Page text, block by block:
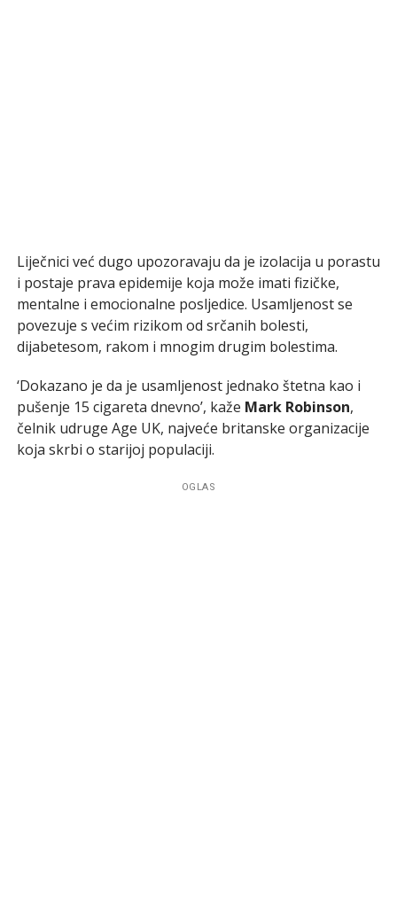
Liječnici već dugo upozoravaju da je izolacija u porastu
i postaje prava epidemije koja može imati fizičke,
mentalne i emocionalne posljedice. Usamljenost se
povezuje s većim rizikom od srčanih bolesti,
dijabetesom, rakom i mnogim drugim bolestima.
‘Dokazano je da je usamljenost jednako štetna kao i
pušenje 15 cigareta dnevno’, kaže Mark Robinson,
čelnik udruge Age UK, najveće britanske organizacije
koja skrbi o starijoj populaciji.
OGLAS